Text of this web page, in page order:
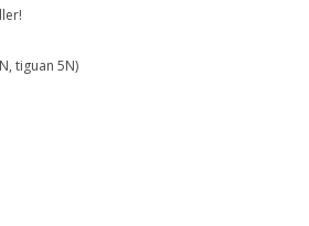
tiguan 5N)